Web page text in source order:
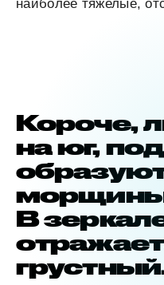
наиболее тяжелые,
Короче,
на юг,
В